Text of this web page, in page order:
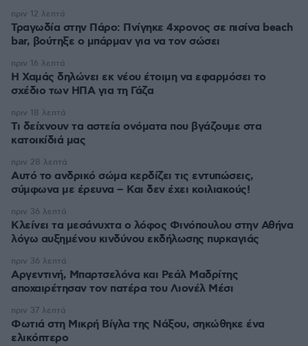
Τραγωδία στην Πάρο: Πνίγηκε 4χρονος σε πισίνα beach
bar, βούτηξε ο μπάρμαν για να τον σώσει
πριν 12 λεπτά
Η Χαμάς δηλώνει εκ νέου έτοιμη να εφαρμόσει το
σχέδιο των ΗΠΑ για τη Γάζα
πριν 16 λεπτά
Τι δείχνουν τα αστεία ονόματα που βγάζουμε στα
κατοικίδιά μας
πριν 18 λεπτά
Αυτό το ανδρικό σώμα κερδίζει τις εντυπώσεις,
σύμφωνα με έρευνα – Και δεν έχει κοιλιακούς!
πριν 28 λεπτά
Κλείνει τα μεσάνυχτα ο λόφος Φινόπουλου στην Αθήνα
λόγω αυξημένου κινδύνου εκδήλωσης πυρκαγιάς
πριν 36 λεπτά
Αργεντινή, Μπαρτσελόνα και Ρεάλ Μαδρίτης
αποχαιρέτησαν τον πατέρα του Λιονέλ Μέσι
πριν 36 λεπτά
Φωτιά στη Μικρή Βίγλα της Νάξου, σηκώθηκε ένα
ελικόπτερο
πριν 37 λεπτά